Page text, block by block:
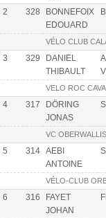
2 328
BONNEFOIX
EDOUARD
VÉLO CLUB
3 329
DANIEL
THIBAULT
VELO ROC
4 317
DÖRING
JONAS
VC
5 314 AEBI
ANTOINE
VÉLO-CLUB
6 316
FAYET
JOHAN